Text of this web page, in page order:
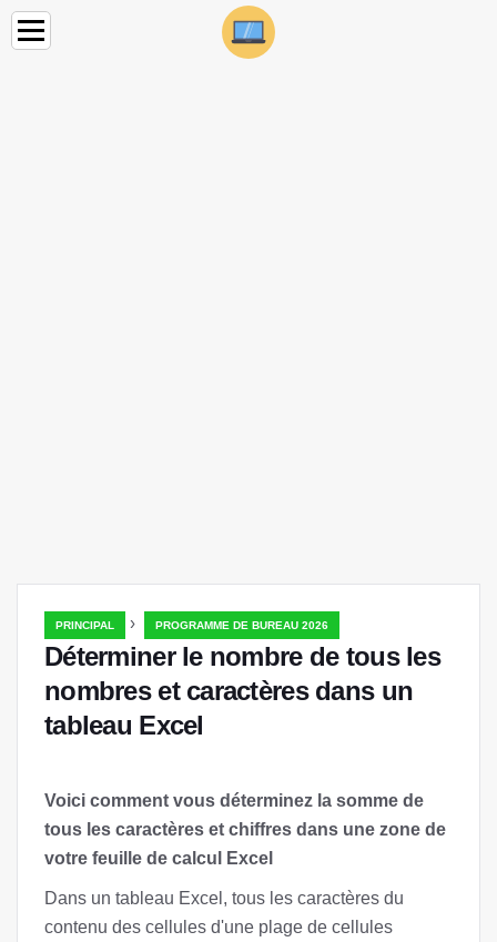
PRINCIPAL › PROGRAMME DE BUREAU 2026
Déterminer le nombre de tous les
nombres et caractères dans un
tableau Excel
Voici comment vous déterminez la somme de
tous les caractères et chiffres dans une zone de
votre feuille de calcul Excel
Dans un tableau Excel, tous les caractères du
contenu des cellules d'une plage de cellules